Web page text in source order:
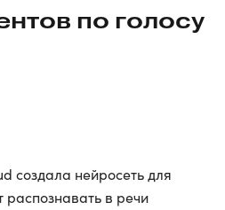
по голосу
создала нейросеть для
распознавать в речи